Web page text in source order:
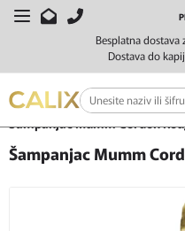
Besplatna dostava
Dostava do
Početna Vino
Šampanjci
Šampanjac Mumm Cordon
Šampanjac Mumm